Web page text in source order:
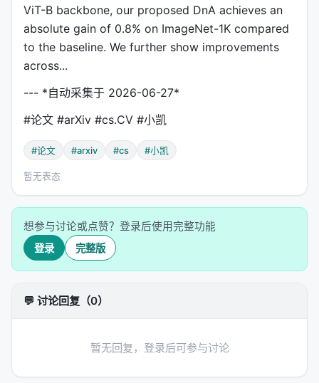
ViT-B backbone, our proposed DnA achieves an
absolute gain of 0.8% on ImageNet-1K compared
to the baseline. We further show improvements
across...
--- *自动采集于 2026-06-27*
#论文 #arXiv #cs.CV #小凯
#论文 #arxiv #cs #小凯
暂无表态
想参与讨论或点赞？登录后使用完整功能
登录 完整版
💬 讨论回复（0）
暂无回复，登录后可参与讨论